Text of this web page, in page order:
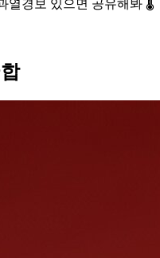
열경보 있으면 공유해봐 🌡️